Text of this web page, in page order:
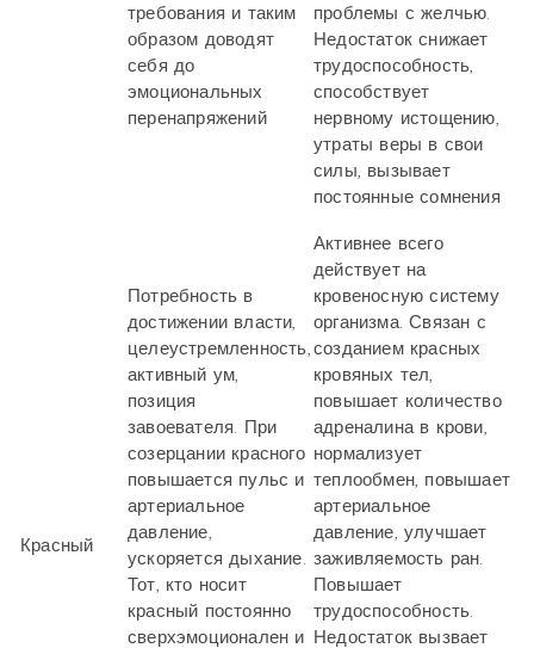
требования и таким
образом доводят
себя до
эмоциональных
перенапряжений
проблемы с желчью.
Недостаток снижает
трудоспособность,
способствует
нервному истощению,
утраты веры в свои
силы, вызывает
постоянные сомнения
Красный
Потребность в
достижении власти,
целеустремленность,
активный ум,
позиция
завоевателя. При
созерцании красного
повышается пульс и
артериальное
давление,
ускоряется дыхание.
Тот, кто носит
красный постоянно
сверхэмоционален и
Активнее всего
действует на
кровеносную систему
организма. Связан с
созданием красных
кровяных тел,
повышает количество
адреналина в крови,
нормализует
теплообмен, повышает
артериальное
давление, улучшает
заживляемость ран.
Повышает
трудоспособность.
Недостаток вызвает